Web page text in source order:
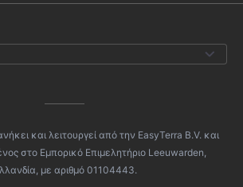
και λειτουργεί από την EasyTerra B.V. και
στο Εμπορικό Επιμελητήριο Leeuwarden,
με αριθμό 01104443.